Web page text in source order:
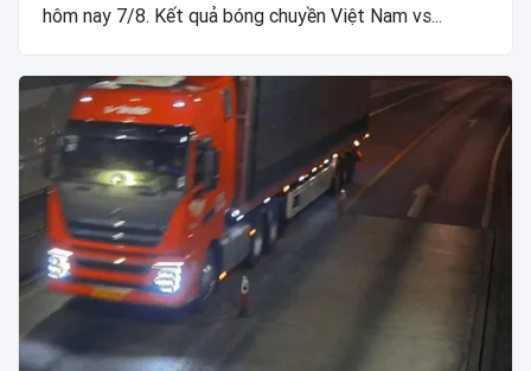
hôm nay 7/8. Kết quả bóng chuyền Việt Nam vs...